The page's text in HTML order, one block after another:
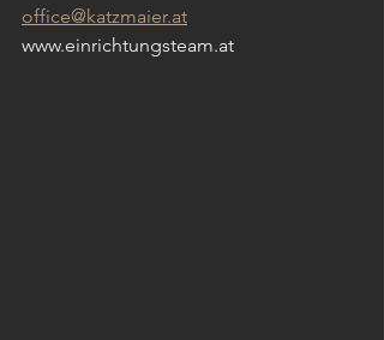
office@katzmaier.at
www.einrichtungsteam.at